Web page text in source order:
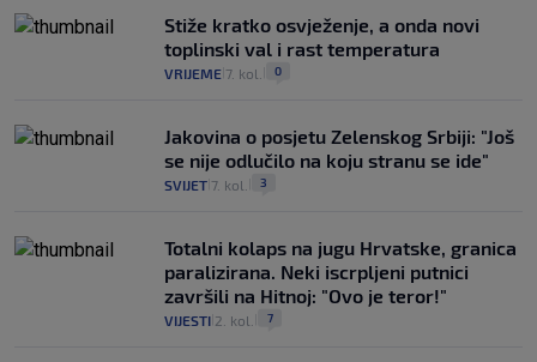
Stiže kratko osvježenje, a onda novi
toplinski val i rast temperatura
VRIJEME 7. kol. 0
Jakovina o posjetu Zelenskog Srbiji: "Još
se nije odlučilo na koju stranu se ide"
SVIJET 7. kol. 3
Totalni kolaps na jugu Hrvatske, granica
paralizirana. Neki iscrpljeni putnici
završili na Hitnoj: "Ovo je teror!"
VIJESTI 2. kol. 7